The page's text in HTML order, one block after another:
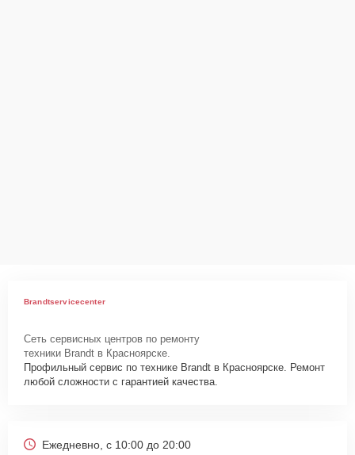
Brandtservicecenter
Сеть сервисных центров по ремонту
техники Brandt в Красноярске.
Профильный сервис по технике Brandt в Красноярске. Ремонт
любой сложности с гарантией качества.
Ежедневно, с 10:00 до 20:00